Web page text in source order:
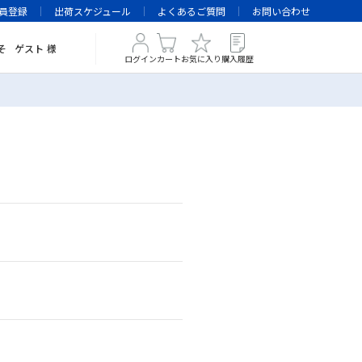
登録 出荷スケジュール よくあるご質問 お問い合わせ
ゲスト 様
ログインカートお気に入り 購入履歴